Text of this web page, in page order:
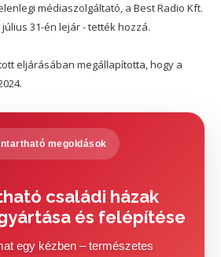
médiaszolgáltató, a Best Radio Kft.
31-én lejár - tették hozzá.
eljárásában megállapította, hogy a
megoldások
családi házak
és felépítése
egy kézben – természetes